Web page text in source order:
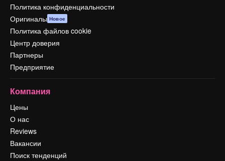
Политика конфиденциальности
Оригиналы Новое
Политика файлов cookie
Центр доверия
Партнеры
Предприятие
Компания
Цены
О нас
Reviews
Вакансии
Поиск тенденций